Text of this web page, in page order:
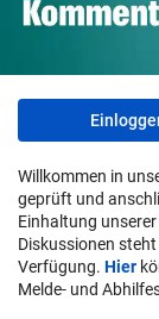
Willkommen in
geprüft und
Einhaltung unserer
Diskussionen
Verfügung. Hier
Melde- und